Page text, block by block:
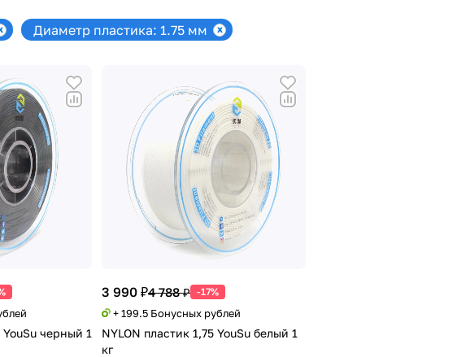
Диаметр пластика: 1.75 мм
YouSu черный 1
3 990 ₽4 788 ₽ -17%
+ 199.5 Бонусных рублей
NYLON пластик 1,75 YouSu белый 1
кг